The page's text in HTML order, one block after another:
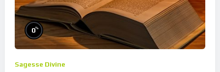
0%
Sagesse Divine